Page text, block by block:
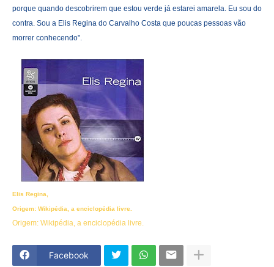
porque quando descobrirem que estou verde já estarei amarela. Eu sou do
contra. Sou a Elis Regina do Carvalho Costa que poucas pessoas vão
morrer conhecendo".
Elis Regina,
Origem: Wikipédia, a enciclopédia livre.
Origem: Wikipédia, a enciclopédia livre.
Facebook